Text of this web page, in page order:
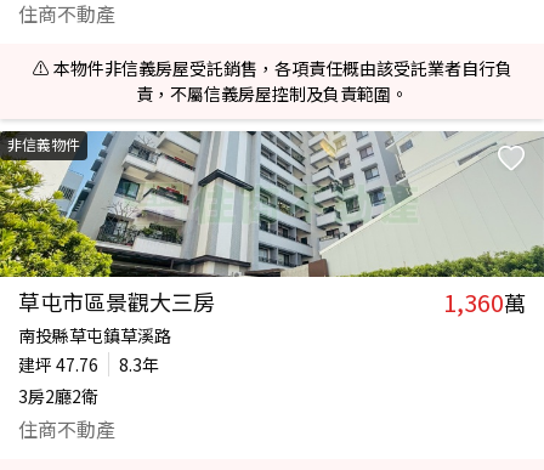
住商不動產
⚠️ 本物件非信義房屋受託銷售，各項責任概由該受託業者自行負
責，不屬信義房屋控制及負責範圍。
非信義物件
草屯市區景觀大三房 1,360萬
南投縣草屯鎮草溪路
建坪 47.76
8.3年
3房2廳2衛
住商不動產